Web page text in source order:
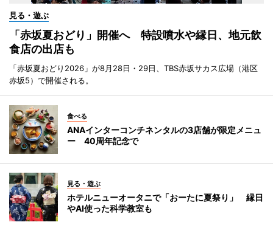
見る・遊ぶ
「赤坂夏おどり」開催へ 特設噴水や縁日、地元飲
食店の出店も
「赤坂夏おどり2026」が8月28日・29日、TBS赤坂サカス広場（港区
赤坂5）で開催される。
食べる
ANAインターコンチネンタルの3店舗が限定メニュ
ー 40周年記念で
見る・遊ぶ
ホテルニューオータニで「おーたに夏祭り」 縁日
やAI使った科学教室も